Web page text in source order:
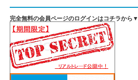
完全無料の会員ページのログインはコチラから▼